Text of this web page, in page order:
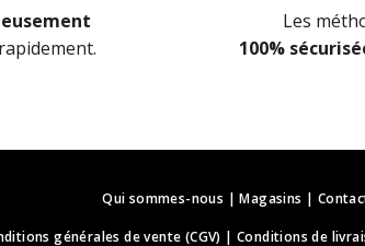
Les
100%
Qui sommes-nous |Magasins |
générales de vente (CGV) | Conditions de